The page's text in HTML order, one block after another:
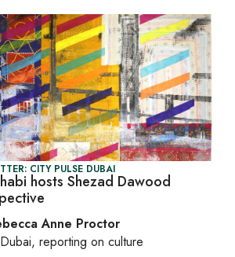
CITY PULSE DUBAI
hosts Shezad Dawood
Anne Proctor
Dubai, reporting onculture